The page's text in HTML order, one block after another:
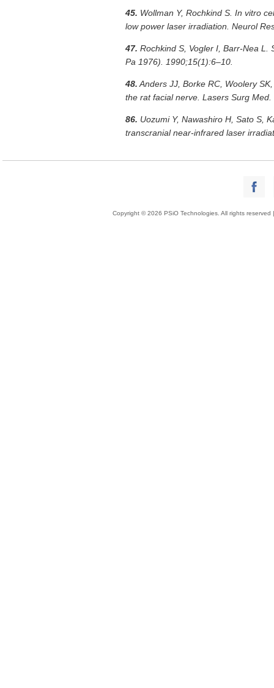
45. Wollman Y, Rochkind S. In vitro
low power laser irradiation. Neurol
47. Rochkind S, Vogler I, Barr-Nea
Pa 1976). 1990;15(1):6–10.
48. Anders JJ, Borke RC, Woolery
the rat facial nerve. Lasers Surg
86. Uozumi Y, Nawashiro H, Sato S,
transcranial near-infrared laser
Copyright © 2026 PSiO Technologies. All rights reserved